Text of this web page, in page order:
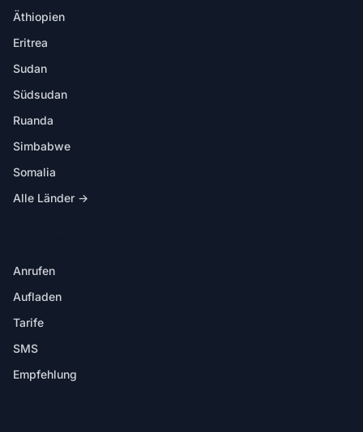
Äthiopien
Eritrea
Sudan
Südsudan
Ruanda
Simbabwe
Somalia
Alle Länder →
Anrufen
Aufladen
Tarife
SMS
Empfehlung